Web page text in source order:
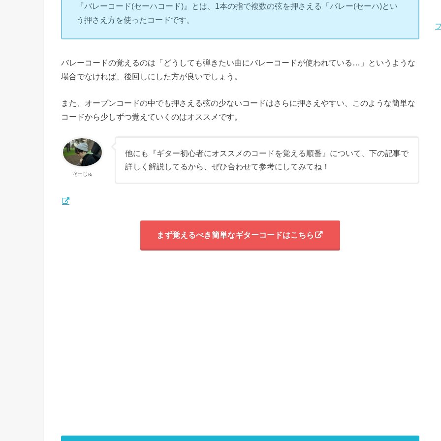
『バレーコード(セーハコード)』とは、1本の指で複数の弦を押さえる「バレー(セーハ)とい
う押さえ方を使ったコードです。
バレーコードの覚えるのは「どうしても弾きたい曲にバレーコードが使われている…」というような
場合でなければ、後回しにした方が良いでしょう。
また、オープンコードの中でも押さえる弦の少ないコードはさらに押さえやすい、このような簡単な
コードから少しずつ覚えていくのはオススメです。
そーじゅ
他にも『ギター初心者にオススメのコードを覚える順番』について、下の記事で
詳しく解説してるから、ぜひ合わせて参考にしてみてね！
まず覚えるべき簡単なギターコードはこちら